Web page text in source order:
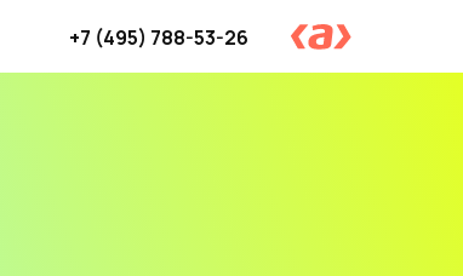
Вход и регистрация
+7 (495) 788-53-26